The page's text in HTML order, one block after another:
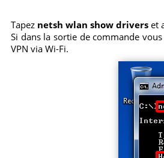
Tapez netsh wlan show drivers et
Si dans la sortie de commande vous
VPN via Wi-Fi.